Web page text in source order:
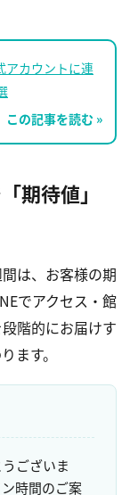
アカウントに連
この記事を読む »
期待値」
は、お客様の期
でアクセス・館
階的にお届けす
ます。
ございま
時間のご案